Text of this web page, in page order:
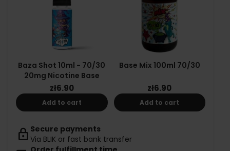
Baza Shot 10ml - 70/30
20mg Nicotine Base
zł6.90
Add to cart
Base Mix 100ml 70/30
zł6.90
Add to cart
lock Secure payments
Via BLIK or fast bank transfer